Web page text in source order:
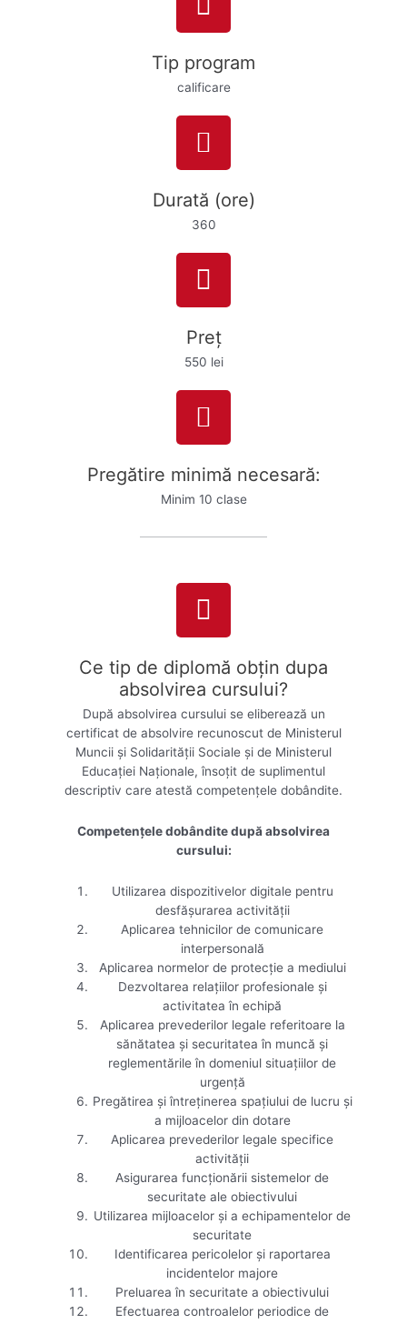
Tip program
calificare
Durată (ore)
360
Preț
550 lei
Pregătire minimă necesară:
Minim 10 clase
Ce tip de diplomă obţin dupa
absolvirea cursului?
După absolvirea cursului se eliberează un
certificat de absolvire recunoscut de Ministerul
Muncii și Solidarităţii Sociale și de Ministerul
Educației Naționale, însoţit de suplimentul
descriptiv care atestă competenţele dobândite.
Competențele dobândite după absolvirea
cursului:
Utilizarea dispozitivelor digitale pentru
desfășurarea activității
Aplicarea tehnicilor de comunicare
interpersonală
Aplicarea normelor de protecție a mediului
Dezvoltarea relațiilor profesionale și
activitatea în echipă
Aplicarea prevederilor legale referitoare la
sănătatea și securitatea în muncă și
reglementările în domeniul situațiilor de
urgență
Pregătirea și întreținerea spațiului de lucru și
a mijloacelor din dotare
Aplicarea prevederilor legale specifice
activității
Asigurarea funcționării sistemelor de
securitate ale obiectivului
Utilizarea mijloacelor și a echipamentelor de
securitate
Identificarea pericolelor și raportarea
incidentelor majore
Preluarea în securitate a obiectivului
Efectuarea controalelor periodice de